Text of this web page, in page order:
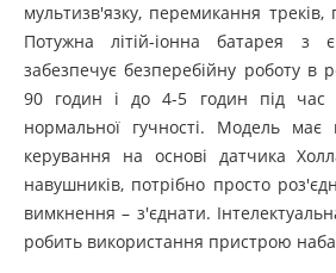
мультизв'язку, перемикання треків,
Потужна літій-іонна батарея з
забезпечує безперебійну роботу в
90 годин і до 4-5 годин під час
нормальної гучності. Модель має
керування на основі датчика
навушників, потрібно просто
вимкнення – з'єднати.
робить використання пристрою